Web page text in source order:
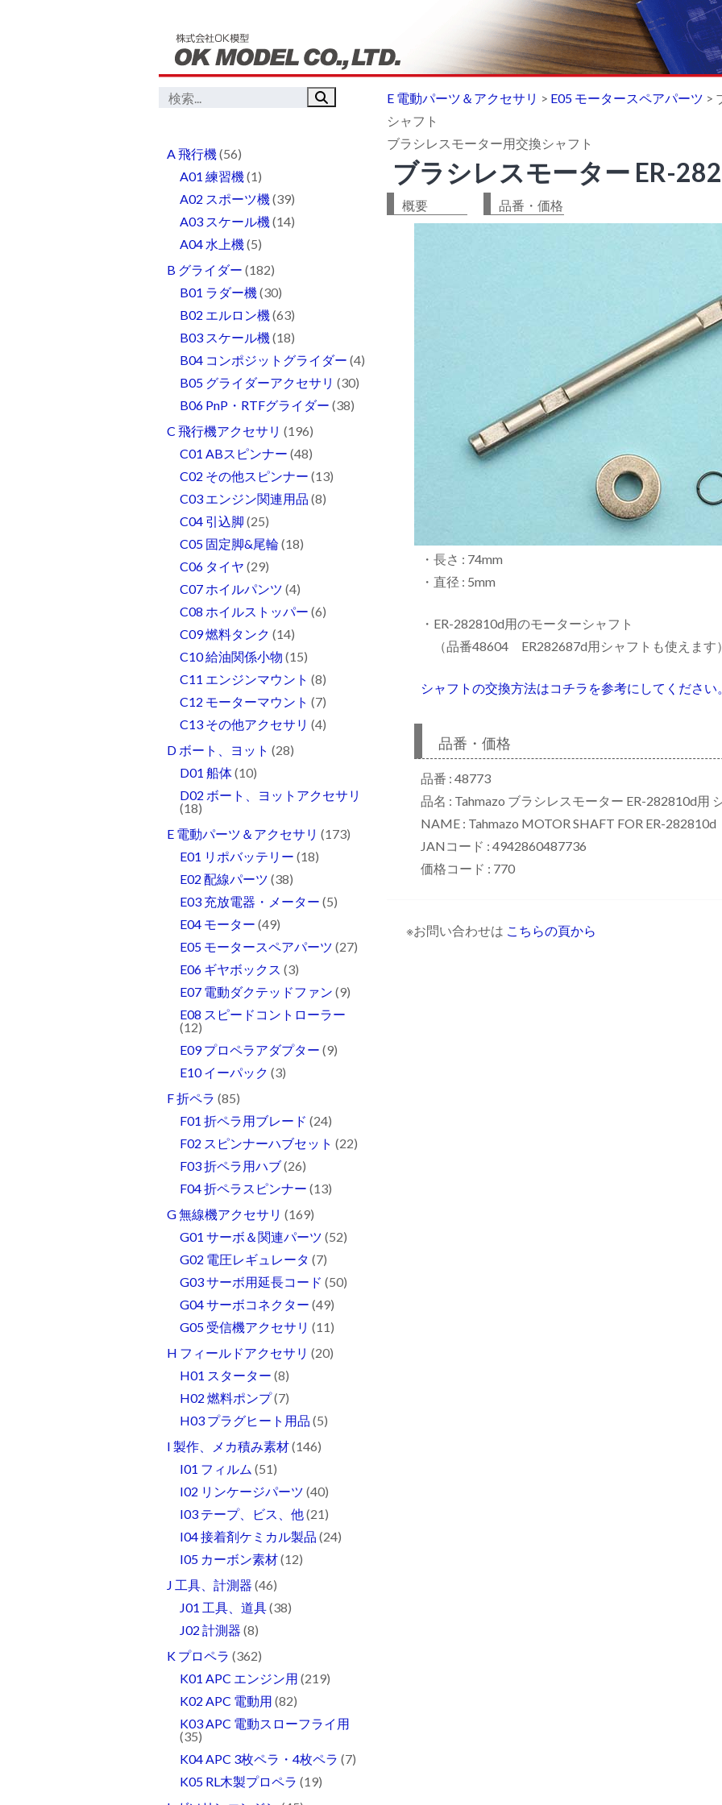
E 電動パーツ＆アクセサリ > E05 モータースペアパーツ >
シャフト
ブラシレスモーター用交換シャフト
ブラシレスモーター ER-
概要 品番・価格
・長さ : 74mm
・直径 : 5mm
・ER-282810d用のモーターシャフト
（品番48604 ER282687d用シャフトも使えます
シャフトの交換方法はコチラを参考にしてください
品番・価格
品番 : 48773
品名 : Tahmazo ブラシレスモーター ER-282810d用
NAME : Tahmazo MOTOR SHAFT FOR ER-282810d
JANコード : 4942860487736
価格コード : 770
※お問い合わせは こちらの頁から
A 飛行機(56)
A01 練習機(1)
A02 スポーツ機(39)
A03 スケール機(14)
A04 水上機(5)
B グライダー (182)
B01 ラダー機(30)
B02 エルロン機(63)
B03 スケール機(18)
B04 コンポジットグライダー (4)
B05 グライダーアクセサリ (30)
B06 PnP・RTFグライダー (38)
C 飛行機アクセサリ (196)
C01 ABスピンナー (48)
C02 その他スピンナー (13)
C03 エンジン関連用品 (8)
C04 引込脚 (25)
C05 固定脚&尾輪(18)
C06 タイヤ (29)
C07 ホイルパンツ (4)
C08 ホイルストッパー (6)
C09 燃料タンク (14)
C10 給油関係小物 (15)
C11 エンジンマウント (8)
C12 モーターマウント (7)
C13 その他アクセサリ (4)
D ボート、ヨット (28)
D01 船体(10)
D02 ボート、ヨットアクセサリ
(18)
E 電動パーツ＆アクセサリ (173)
E01 リポバッテリー (18)
E02 配線パーツ (38)
E03 充放電器・メーター (5)
E04 モーター (49)
E05 モータースペアパーツ (27)
E06 ギヤボックス (3)
E07 電動ダクテッドファン (9)
E08 スピードコントローラー
(12)
E09 プロペラアダプター (9)
E10 イーパック (3)
F 折ペラ (85)
F01 折ペラ用ブレード (24)
F02 スピンナーハブセット (22)
F03 折ペラ用ハブ(26)
F04 折ペラスピンナー (13)
G 無線機アクセサリ (169)
G01 サーボ＆関連パーツ (52)
G02 電圧レギュレータ (7)
G03 サーボ用延長コード (50)
G04 サーボコネクター (49)
G05 受信機アクセサリ (11)
H フィールドアクセサリ (20)
H01 スターター (8)
H02 燃料ポンプ(7)
H03 プラグヒート用品 (5)
I 製作、メカ積み素材(146)
I01 フィルム (51)
I02 リンケージパーツ (40)
I03 テープ、ビス、他(21)
I04 接着剤ケミカル製品 (24)
I05 カーボン素材(12)
J 工具、計測器 (46)
J01 工具、道具(38)
J02 計測器 (8)
K プロペラ (362)
K01 APC エンジン用 (219)
K02 APC 電動用 (82)
K03 APC 電動スローフライ用
(35)
K04 APC 3枚ペラ・4枚ペラ (7)
K05 RL木製プロペラ (19)